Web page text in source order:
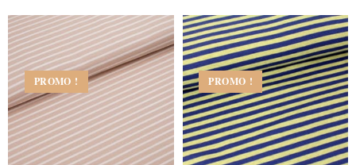
PROMO ! PROMO !